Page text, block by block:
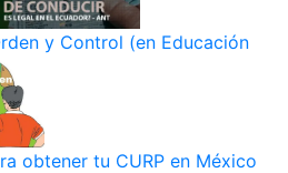
y Control (en Educación
obtener tu CURP en México